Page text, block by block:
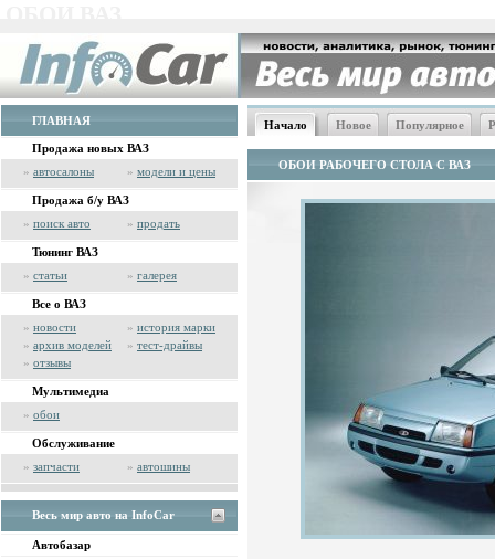
ГЛАВНАЯ
Продажа новых ВАЗ
» автосалоны » модели и цены
Продажа б/у ВАЗ
» поиск авто » продать
Тюнинг ВАЗ
» статьи » галерея
Все о ВАЗ
» новости » история марки
» архив моделей » тест-драйвы
» отзывы
Мультимедиа
» обои
Обслуживание
» запчасти » автошины
Весь мир авто на InfoCar
Автобазар
Начало Новое Популярное
ОБОИ РАБОЧЕГО СТОЛА С ВАЗ